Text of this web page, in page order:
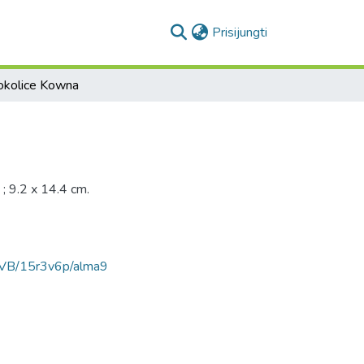
Prisijungti
Kowna
9.2 x 14.4 cm.
15r3v6p/alma9